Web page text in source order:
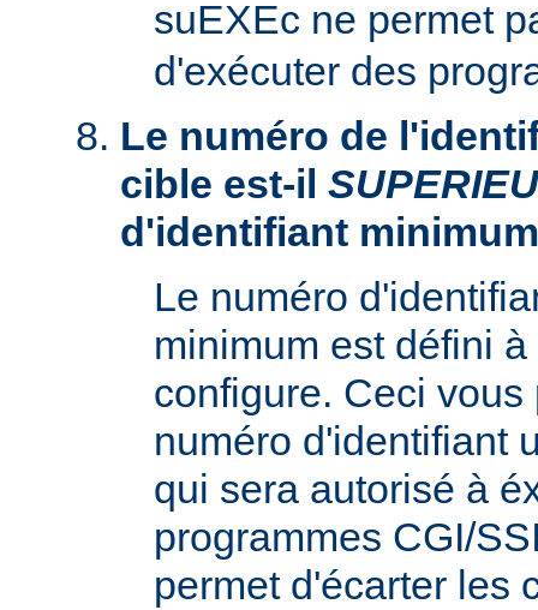
suEXEc ne permet
d'exécuter des
Le numéro de
cible est-il
d'identifiant
Le numéro
minimum est défini
configure. Ceci
numéro d'identifiant
qui sera autorisé à
programmes CGI/
permet d'écarter les